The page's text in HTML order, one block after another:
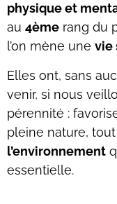
physique et
au 4ème rang du
l’on mène une vie
Elles ont, sans
venir, si nous
pérennité :
pleine nature,
l’environnement
essentielle.